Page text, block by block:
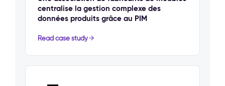
centralise la gestion complexe des
données produits grâce au PIM
Read case study